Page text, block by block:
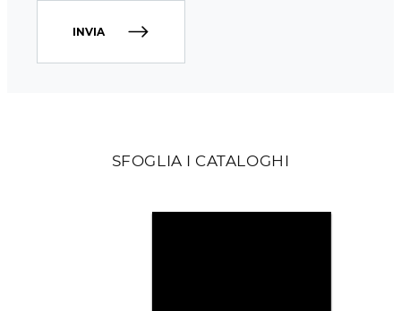
SFOGLIA I CATALOGHI
INVIA